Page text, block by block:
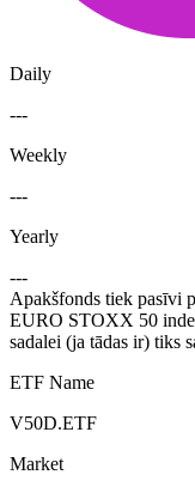
Daily
---
Weekly
---
Yearly
---
Apakšfonds tiek pasīvi
EURO STOXX 50
sadalei (ja tādas ir) tiks
ETF Name
V50D.ETF
Market